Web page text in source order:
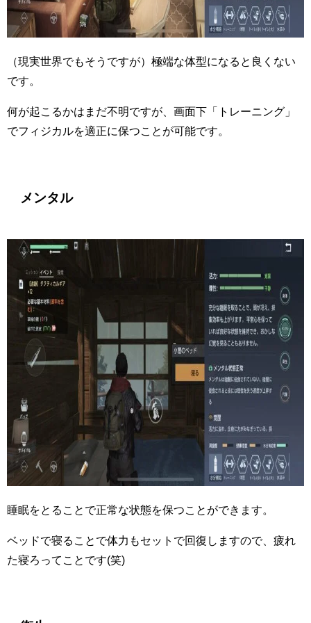
（現実世界でもそうですが）極端な体型になると良くない
です。
何が起こるかはまだ不明ですが、画面下「トレーニング」
でフィジカルを適正に保つことが可能です。
メンタル
睡眠をとることで正常な状態を保つことができます。
ベッドで寝ることで体力もセットで回復しますので、疲れ
た寝ろってことです(笑)